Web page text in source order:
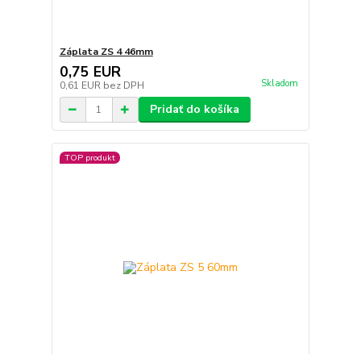
Záplata ZS 4 46mm
0,75 EUR
0,61 EUR bez DPH Skladom
Pridať do košíka
TOP produkt